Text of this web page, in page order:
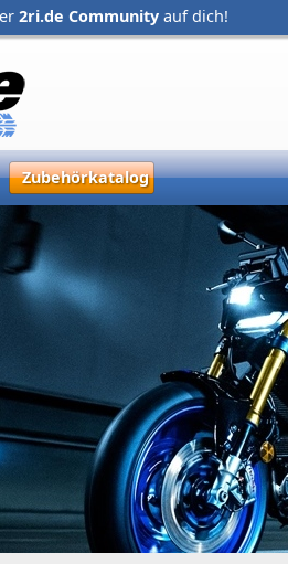
2ri.de Community auf dich!
Zubehörkatalog